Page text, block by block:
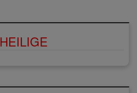
HEILIGE